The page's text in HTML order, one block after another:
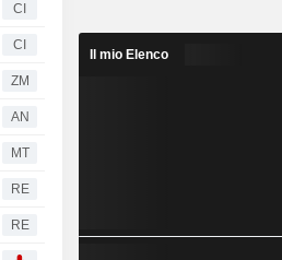
CI
CI
ZM
AN
MT
RE
RE
Il mio Elenco